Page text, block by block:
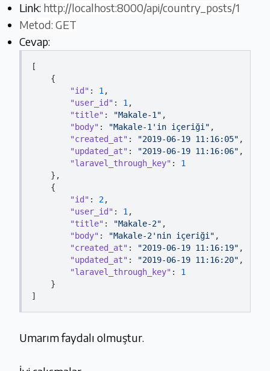
Link: http://localhost:8000/api/country_posts/1
Metod: GET
Cevap:
[
{
"id" : 1 ,
"user_id" : 1 ,
"title" : "Makale-1" ,
"body" : "Makale-1'in içeriği" ,
"created_at" : "2019-06-19 11:16:05" ,
"updated_at" : "2019-06-19 11:16:06" ,
"laravel_through_key" : 1
},
{
"id" : 2,
"user_id" : 1 ,
"title" : "Makale-2" ,
"body" : "Makale-2'nin içeriği" ,
"created_at" : "2019-06-19 11:16:19" ,
"updated_at" : "2019-06-19 11:16:20" ,
"laravel_through_key" : 1
}
Umarım faydalı olmuştur.